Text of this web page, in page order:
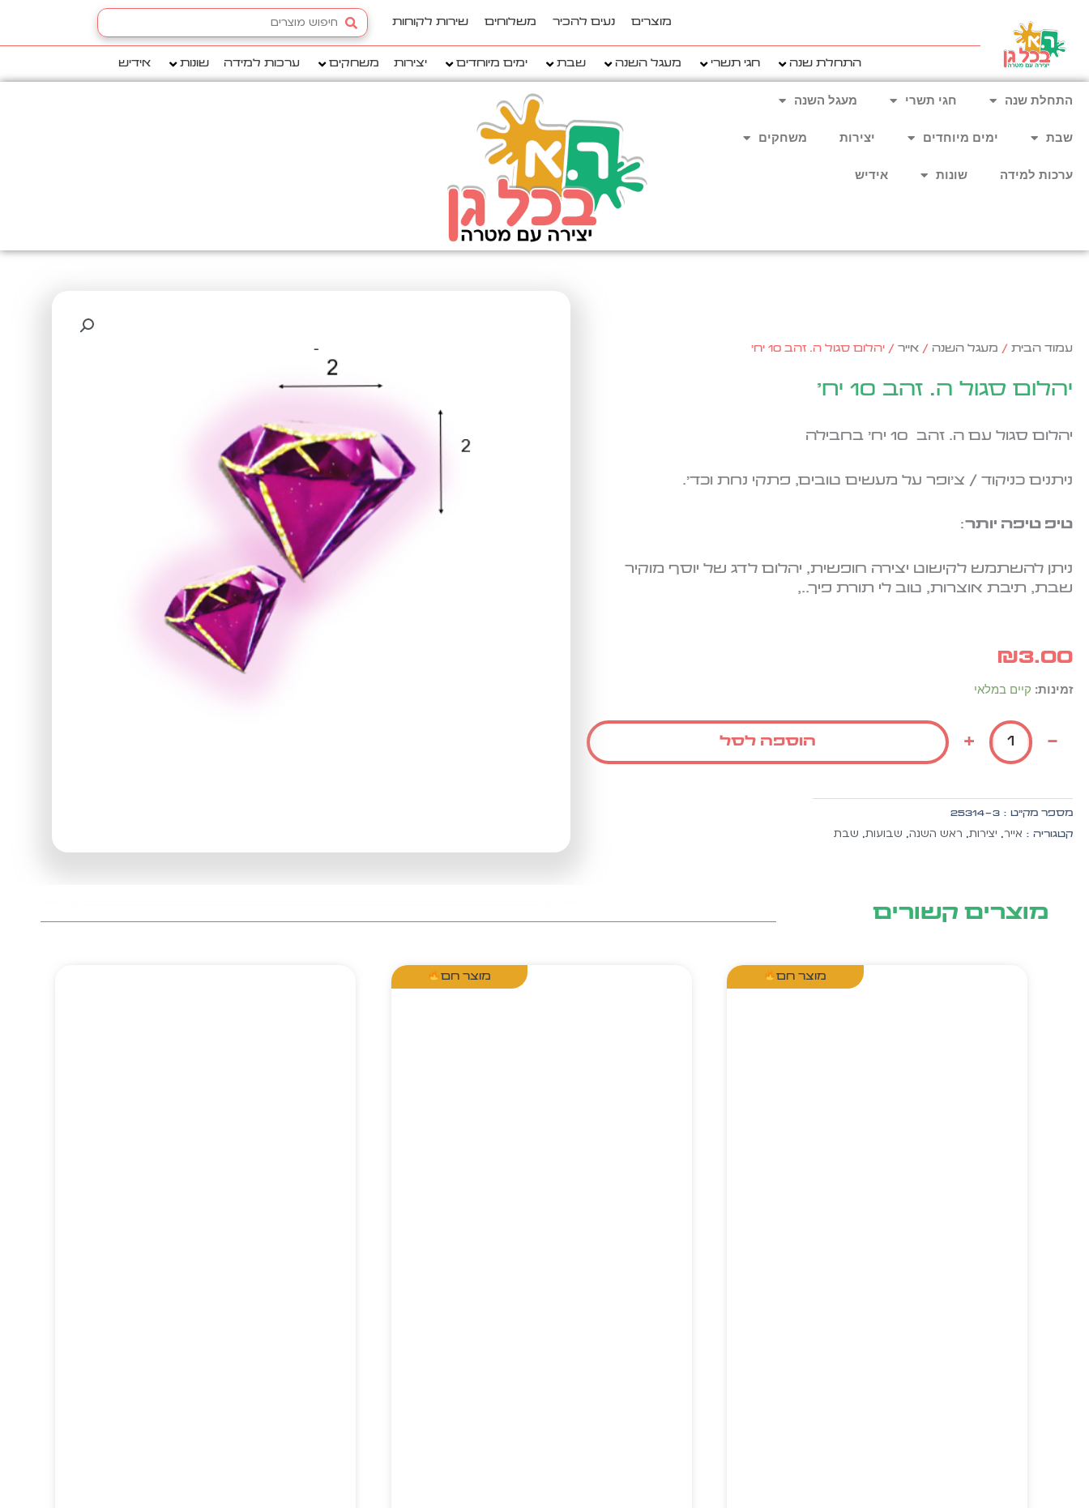
מוצרים נעים להכיר משלוחים שירות לקוחות
Search
...
התחלת שנה חגי תשרי מעגל השנה שבת ימים מיוחדים יצירות משחקים ערכות למידה שונות אידיש
התחלת שנה חגי תשרי מעגל השנה
שבת ימים מיוחדים יצירות משחקים
ערכות למידה שונות אידיש
עמוד הבית / מעגל השנה / אייר / יהלום סגול ה. זהב 10 יח'
יהלום סגול ה. זהב 10 יח'
יהלום סגול עם ה. זהב 10 יח' בחבילה
ניתנים כניקוד / צ'ופר על מעשים טובים, פתקי נחת וכד'.
טיפ טיפה יותר:
ניתן להשתמש לקישוט יצירה חופשית, יהלום לדג של יוסף מוקיר
שבת, תיבת אוצרות, טוב לי תורת פיך..,
₪3.00
זמינות: קיים במלאי
-
כמות
יהלום
סגול
ה.
+ הוספה לסל
מספר מק״ט : 25314-3
קטגוריה : אייר, יצירות, ראש השנה, שבועות, שבת
מוצרים קשורים
מוצר חם מוצר חם